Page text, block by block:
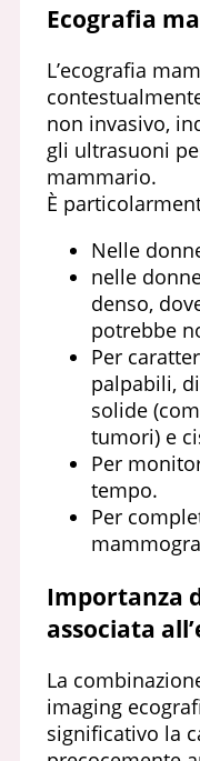
Ecografia
L’ecografia
non invasivo,
gli ultrasuoni
mammario.
È
Nelle
nelle
denso,
potrebbe
Per
palpabili,
solide
tumori) e
Per
tempo.
Per
Importanza
associata
La
imaging
significativo la